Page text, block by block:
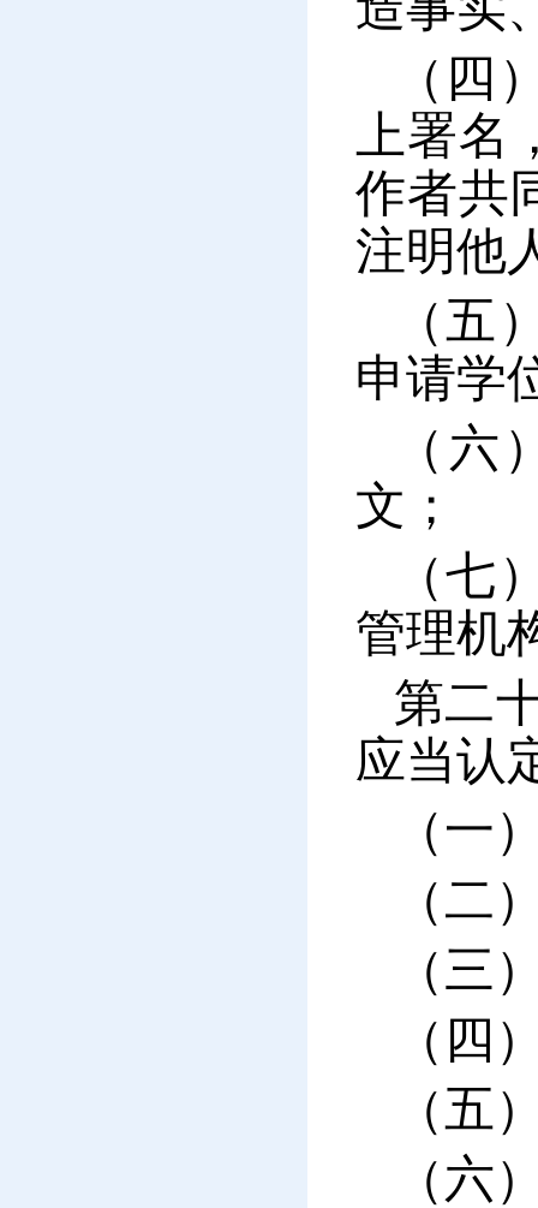
（四
上署
作者共
注明他
（五
申请学
（
文；
（七
管理机
第二
应当认
（一
（二
（三
（四
（五
（六